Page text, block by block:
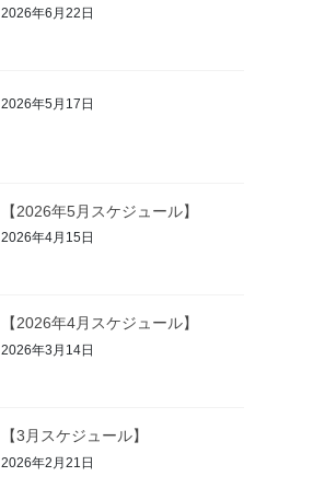
2026年6月22日
2026年5月17日
【2026年5月スケジュール】
2026年4月15日
【2026年4月スケジュール】
2026年3月14日
【3月スケジュール】
2026年2月21日